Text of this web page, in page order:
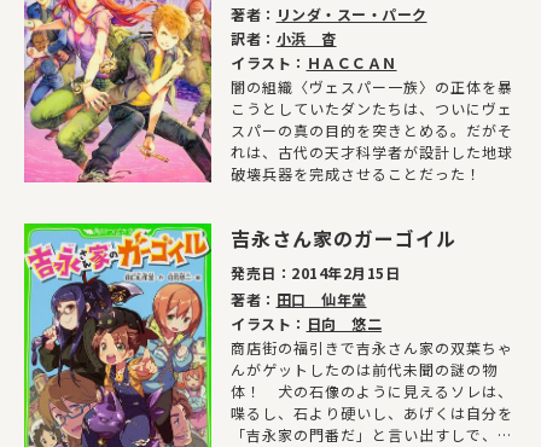
著者： リンダ・スー・パーク
訳者： 小浜 杳
イラスト： ＨＡＣＣＡＮ
闇の組織〈ヴェスパー一族〉の正体を暴
こうとしていたダンたちは、ついにヴェ
スパーの真の目的を突きとめる。だがそ
れは、古代の天才科学者が設計した地球
破壊兵器を完成させることだった！
吉永さん家のガーゴイル
発売日： 2014年2月15日
著者： 田口 仙年堂
イラスト： 日向 悠二
商店街の福引きで吉永さん家の双葉ちゃ
んがゲットしたのは前代未聞の謎の物
体！ 犬の石像のように見えるソレは、
喋るし、石より硬いし、あげくは自分を
「吉永家の門番だ」と言い出すしで、吉